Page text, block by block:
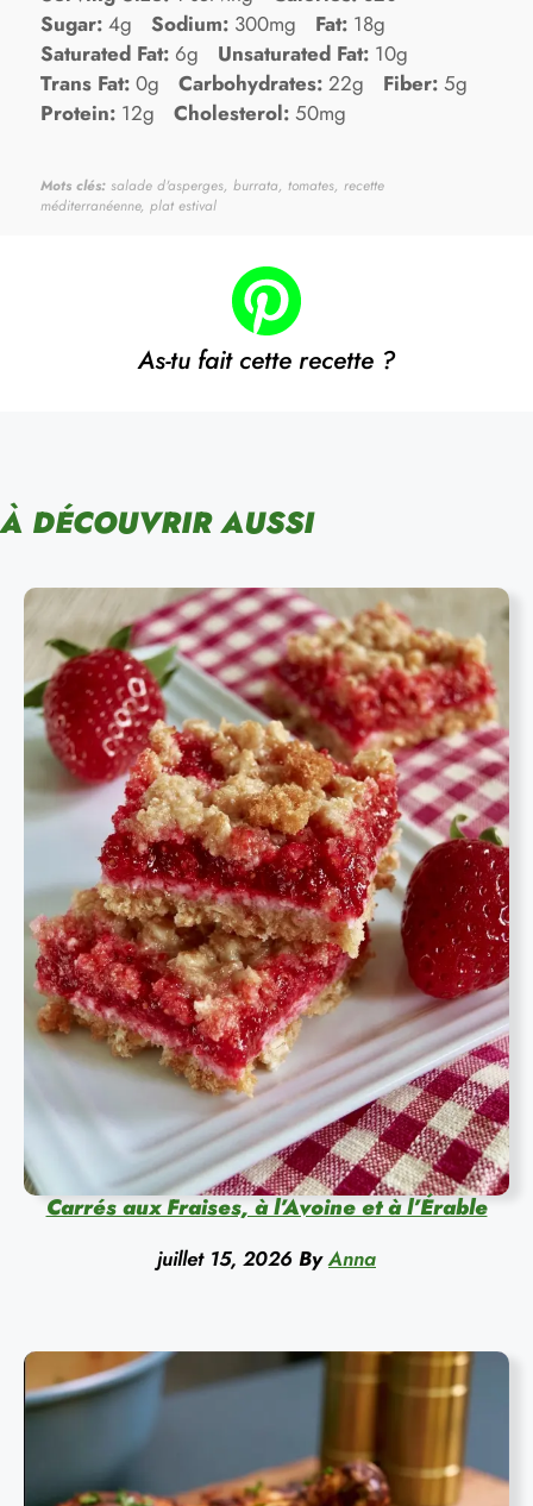
Sugar: 4g Sodium: 300mg Fat: 18g
Saturated Fat: 6g Unsaturated Fat: 10g
Trans Fat: 0g Carbohydrates: 22g Fiber: 5g
Protein: 12g Cholesterol: 50mg
Mots clés: salade d'asperges, burrata, tomates, recette
méditerranéenne, plat estival
As-tu fait cette recette ?
À DÉCOUVRIR AUSSI
Carrés aux Fraises, à l’Avoine et à l’Érable
juillet 15, 2026 By Anna